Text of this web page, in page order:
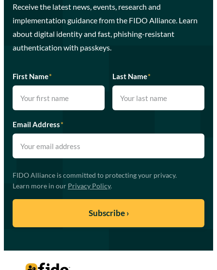
Receive the latest news, events, research and
implementation guidance from the FIDO Alliance. Learn
about digital identity and fast, phishing-resistant
authentication with passkeys.
First Name* Last Name*
Email Address*
FIDO Alliance is committed to protecting your privacy.
Learn more in our Privacy Policy.